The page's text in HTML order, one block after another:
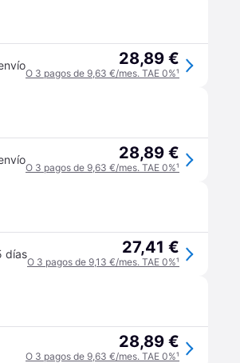
28,89 €
O 3 pagos de 9,63 €/mes. TAE 0%¹
28,89 €
O 3 pagos de 9,63 €/mes. TAE 0%¹
días 27,41 €
O 3 pagos de 9,13 €/mes. TAE 0%¹
28,89 €
O 3 pagos de 9,63 €/mes. TAE 0%¹